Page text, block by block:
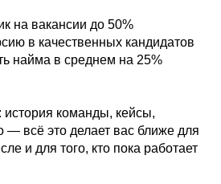
на вакансии до 50%
в качественных кандидатов
найма в среднем на 25%
история команды, кейсы,
— всё это делает вас ближе для
и для того, кто пока работает